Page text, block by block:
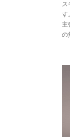
ス
す。
主
の